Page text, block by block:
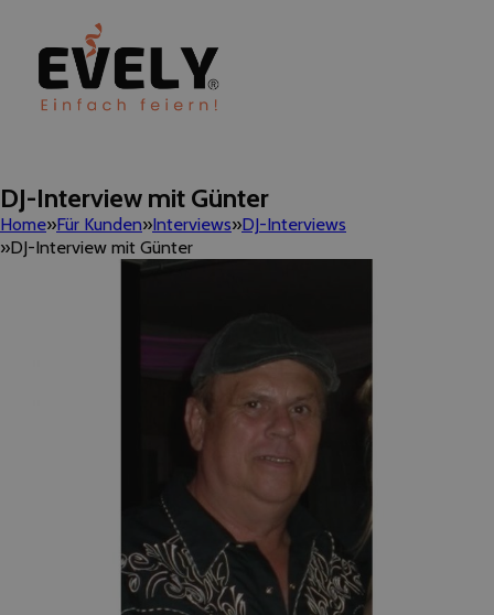
DJ-Interview mit Günter
Home Für Kunden Interviews DJ-Interviews
DJ-Interview mit Günter